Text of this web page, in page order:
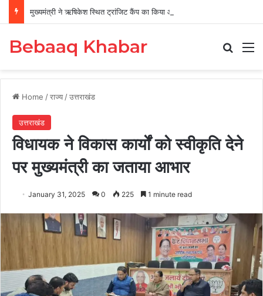
मुख्यमंत्री ने ऋषिकेश स्थित ट्रांजिट कैंप का किया औचक निरीक्षण
Bebaaq Khabar
Home /राज्य /उत्तराखंड
उत्तराखंड
विधायक ने विकास कार्यों को स्वीकृति देने
पर मुख्यमंत्री का जताया आभार
January 31, 2025 0 225 1 minute read